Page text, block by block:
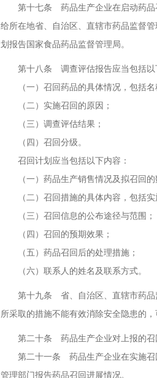
第十七条 药品生产企业在启动药品召
给所在地省、自治区、直辖市药品监督
划报告国家食品药品监督管理局。
第十八条 调查评估报告应当包括以
（一）召回药品的具体情况，包括名
（二）实施召回的原因；
（三）调查评估结果；
（四）召回分级。
召回计划应当包括以下内容：
（一）药品生产销售情况及拟召回的
（二）召回措施的具体内容，包括实
（三）召回信息的公布途径与范围；
（四）召回的预期效果；
（五）药品召回后的处理措施；
（六）联系人的姓名及联系方式。
第十九条 省、自治区、直辖市药品监
所采取的措施不能有效消除安全隐患的
第二十条 药品生产企业对上报的召回
第二十一条 药品生产企业在实施召回
管理部门报告药品召回进展情况。